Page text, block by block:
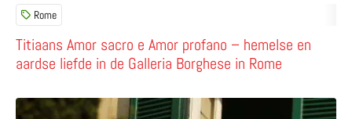
Titiaans Amor sacro e Amor profano – hemelse en
aardse liefde in de Galleria Borghese in Rome
Rome
Lees meer over Love is all you need –